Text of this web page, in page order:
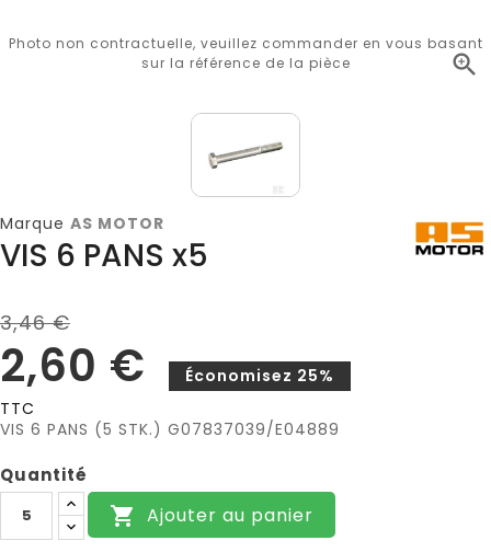

Photo non contractuelle, veuillez commander en vous basant
sur la référence de la pièce
Marque AS MOTOR
VIS 6 PANS x5
3,46 €
2,60 €
Économisez 25%
TTC
VIS 6 PANS (5 STK.) G07837039/E04889
Quantité
 Ajouter au panier